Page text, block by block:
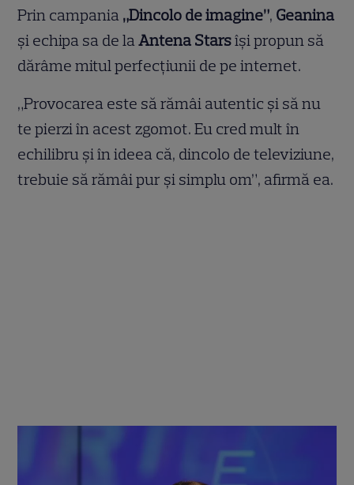
Prin campania „Dincolo de imagine”, Geanina
și echipa sa de laAntena Starsîși propun să
dărâme mitul perfecțiunii de pe internet.
„Provocarea este să rămâi autentic şi să nu
te pierzi în acest zgomot. Eu cred mult în
echilibru şi în ideea că, dincolo de televiziune,
trebuie să rămâi pur şi simplu om”, afirmă ea.